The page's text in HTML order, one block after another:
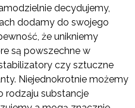
decydujemy,
dodamy do swojego
że unikniemy
są powszechne w
czy sztuczne
Niejednokrotnie możemy
rodzaju substancje